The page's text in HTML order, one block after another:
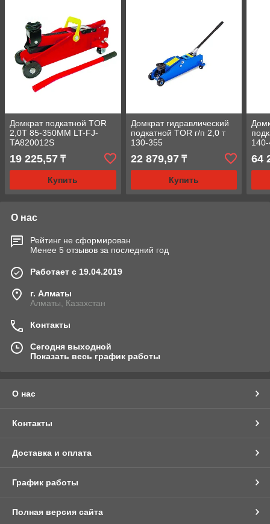
Домкрат подкатной TOR
2,0Т 85-350MM LT-FJ-
TA820012S
19 225,57 ₸
Купить
Домкрат гидравлический
подкатной TOR г/п 2,0 т
130-355
22 879,97₸
Купить
64
О нас
Рейтинг не сформирован
Менее 5 отзывов за последний год
Работает с 19.04.2019
г. Алматы
Алматы, Казахстан
Контакты
Сегодня выходной
Показать весь график работы
О нас
Контакты
Доставка и оплата
График работы
Полная версия сайта